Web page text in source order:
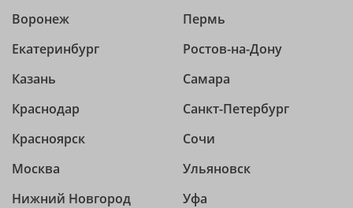
Воронеж
Екатеринбург
Казань
Краснодар
Красноярск
Москва
Нижний Новгород
Пермь
Ростов-на-Дону
Самара
Санкт-Петербург
Сочи
Ульяновск
Уфа